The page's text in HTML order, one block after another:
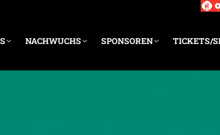
NACHWUCHS SPONSOREN TICKETS/